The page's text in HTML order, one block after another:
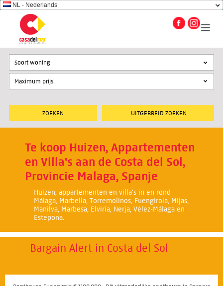
NL - Nederlands
UITGEBREID ZOEKEN
Soort woning
Te koop Huizen, Appartementen
en Villa's aan de Costa del Sol,
Provincie Malaga, Spanje
Huizen, appartementen en villa's in en rond
Málaga, Marbella, Torremolinos, Fuengirola, Mijas,
Manilva, Marbesa, Elviria, Nerja, Vélez-Málaga en
Estepona.
Bargain Alert in Costa del Sol